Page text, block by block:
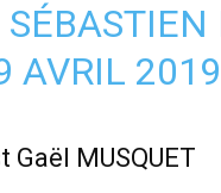
AVRIL 2019
Gaël MUSQUET